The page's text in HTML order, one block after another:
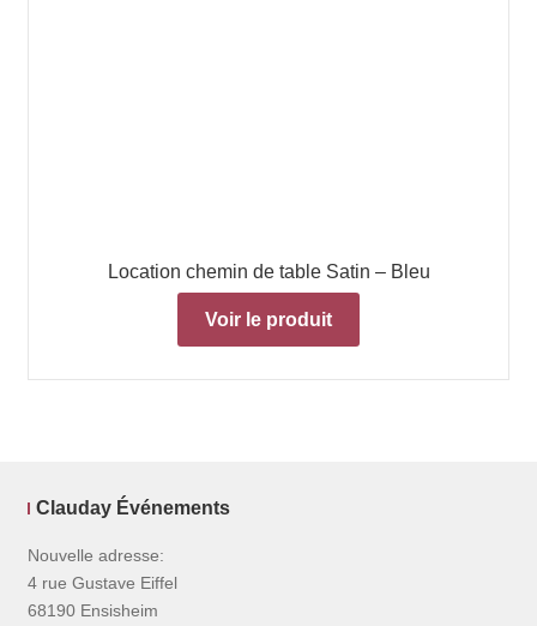
Location chemin de table Satin – Bleu
Voir le produit
Clauday Événements
Nouvelle adresse:
4 rue Gustave Eiffel
68190 Ensisheim